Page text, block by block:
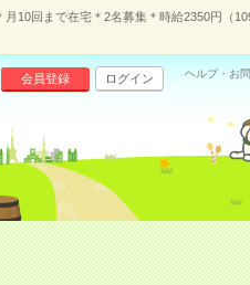
月10回まで在宅＊2名募集＊時給2350円（
会員登録 ログイン ヘルプ・お